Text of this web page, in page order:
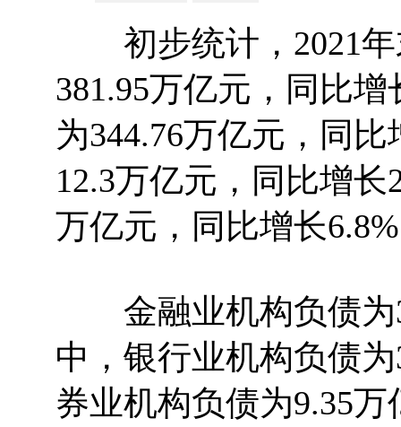
初步统计，2021年
381.95万亿元，同比
为344.76万亿元，同
12.3万亿元，同比增
万亿元，同比增长
金融业机构负债为
中，银行业机构负债
券业机构负债为9.35